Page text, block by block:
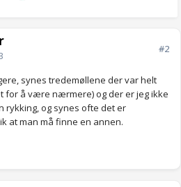
#2
synes tredemøllene der var helt
for å være nærmere) og der er jeg ikke
rykking, og synes ofte det er
at man må finne en annen.